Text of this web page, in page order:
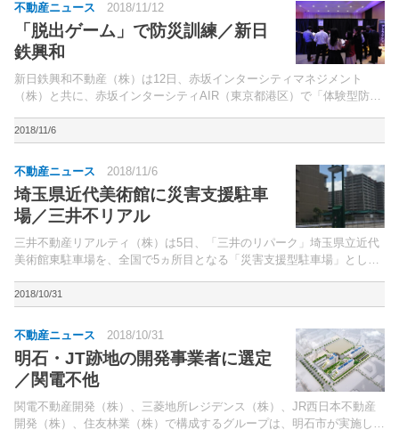
不動産ニュース 2018/11/12
「脱出ゲーム」で防災訓練／新日
鉄興和
新日鉄興和不動産（株）は12日、赤坂インターシティマネジメント
（株）と共に、赤坂インターシティAIR（東京都港区）で「体験型防災
況となった。
2018/11/6
不動産ニュース 2018/11/6
埼玉県近代美術館に災害支援駐車
場／三井不リアル
三井不動産リアルティ（株）は5日、「三井のリパーク」埼玉県立近代
美術館東駐車場を、全国で5ヵ所目となる「災害支援型駐車場」として
からスマートフォンなどへ充電できる「ソーラーLED街...
2018/10/31
不動産ニュース 2018/10/31
明石・JT跡地の開発事業者に選定
／関電不他
関電不動産開発（株）、三菱地所レジデンス（株）、JR西日本不動産
開発（株）、住友林業（株）で構成するグループは、明石市が実施した